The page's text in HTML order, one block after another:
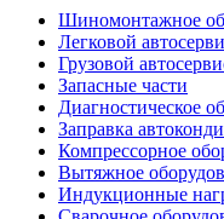
Шиномонтажное
Легковой
Грузовой
Запасные части
Диагностическое
Заправка
Компрессорное
Вытяжное
Индукционные